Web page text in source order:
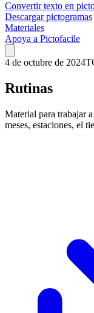
Convertir texto en
Descargar pictogramas
Materiales
Apoya a Pictofacile
4 de octubre de 2024
Rutinas
Material para trabajar
meses, estaciones, el